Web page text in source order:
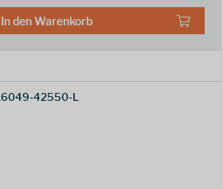
In denWarenkorb
42550-L